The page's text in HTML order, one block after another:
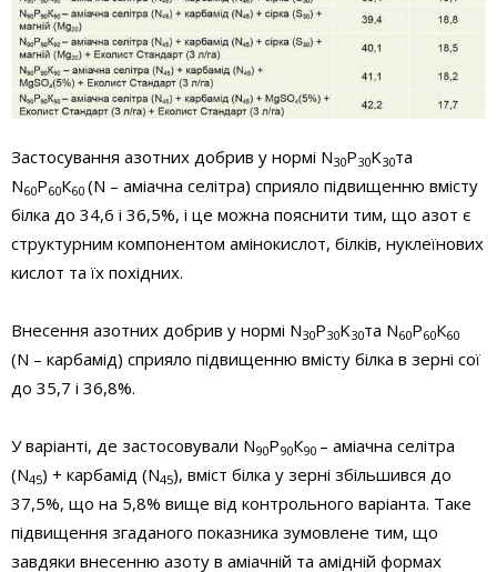
Застосування азотних добрив у нормі N30P30K30та
N60Р60К60 (N – аміачна селітра) сприяло підвищенню вмісту
білка до 34,6 і 36,5%, і це можна пояснити тим, що азот є
структурним компонентом амінокислот, білків, нуклеїнових
кислот та їх похідних.
Внесення азотних добрив у нормі N30P30K30та N60Р60К60
(N – карбамід) сприяло підвищенню вмісту білка в зерні сої
до 35,7 і 36,8%.
У варіанті, де застосовували N90Р90К90 – аміачна селітра
(N45) + карбамід (N45), вміст білка у зерні збільшився до
37,5%, що на 5,8% вище від контрольного варіанта. Таке
підвищення згаданого показника зумовлене тим, що
завдяки внесенню азоту в аміачній та амідній формах